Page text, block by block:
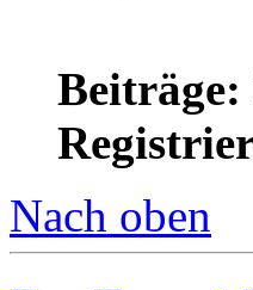
Beiträge:
Nach oben